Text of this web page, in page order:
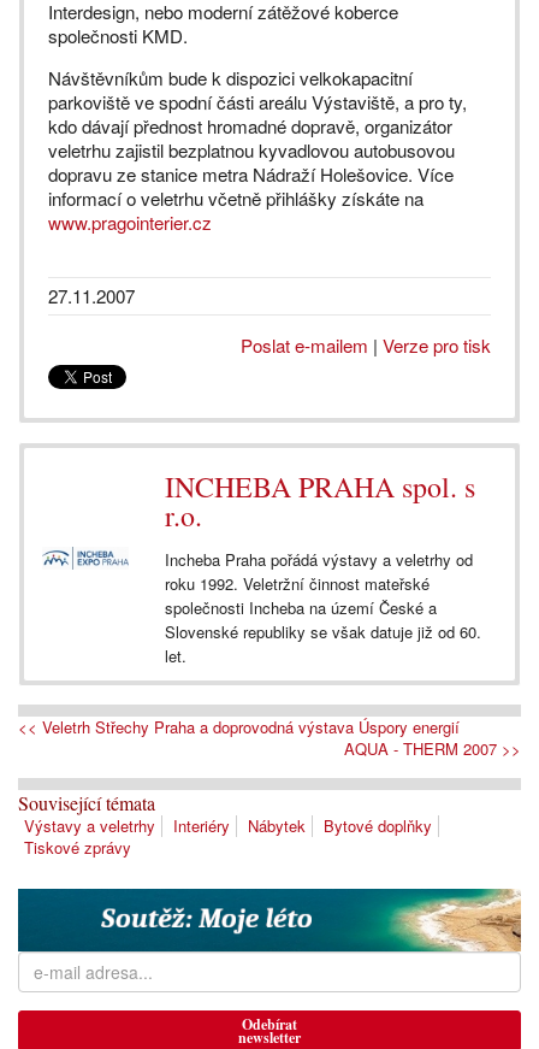
Interdesign, nebo moderní zátěžové koberce
společnosti KMD.
Návštěvníkům bude k dispozici velkokapacitní
parkoviště ve spodní části areálu Výstaviště, a pro ty,
kdo dávají přednost hromadné dopravě, organizátor
veletrhu zajistil bezplatnou kyvadlovou autobusovou
dopravu ze stanice metra Nádraží Holešovice. Více
informací o veletrhu včetně přihlášky získáte na
www.pragointerier.cz
27.11.2007
Poslat e-mailem | Verze pro tisk
INCHEBA PRAHA spol. s
r.o.
Incheba Praha pořádá výstavy a veletrhy od
roku 1992. Veletržní činnost mateřské
společnosti Incheba na území České a
Slovenské republiky se však datuje již od 60.
let.
<< Veletrh Střechy Praha a doprovodná výstava Úspory energií
AQUA - THERM 2007 >>
Související témata
Výstavy a veletrhy Interiéry Nábytek
Bytové doplňky
Tiskové zprávy
Odebírat
newsletter